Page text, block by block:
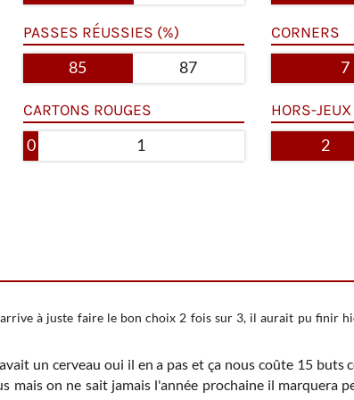
PASSES RÉUSSIES (%)
85 87
CORNERS
7
CARTONS ROUGES
0 1
HORS-JEUX
2
à juste faire le bon choix 2 fois sur 3, il aurait pu finir
un cerveau oui il en a pas et ça nous coûte 15 buts
on ne sait jamais l'année prochaine il marquera